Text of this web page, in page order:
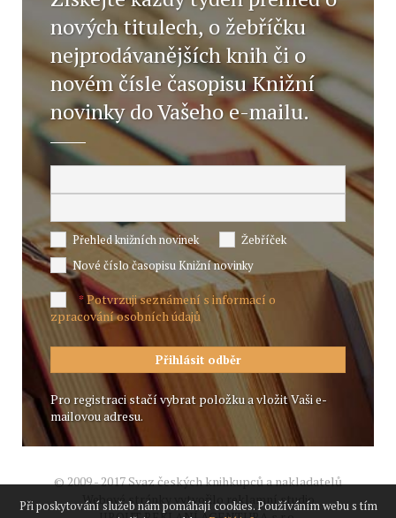
nových titulech, o žebříčku
nejprodávanějších knih či o
novém čísle časopisu Knižní
novinky do Vašeho e-mailu.
Přehled knižních novinek
Žebříček
Nové číslo časopisu Knižní novinky
*Potvrzuji seznámení s informací o
zpracování osobních údajů
Pro registraci stačí vybrat položku a vložit Vaši e-
mailovou adresu.
© 2009 - 2017 Svaz českých knihkupců a nakladatelů
Webové stránky vytvořilo reklamní studio
Při poskytování služeb nám pomáhají cookies. Používáním webu s tím